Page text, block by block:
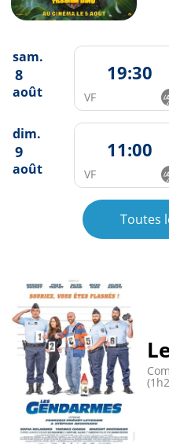
sam.
8
août
19:30
VF
dim.
9
août
11:00
VF
Toutes